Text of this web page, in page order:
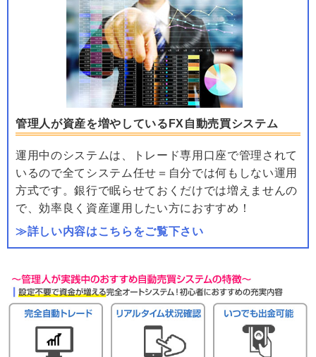
管理人が資産を増やしているFX自動売買システム
運用中のシステムは、トレード専用口座で管理されて
いるので全てシステム任せ＝自分では何もしない運用
方式です。銀行で眠らせておくだけでは増えませんの
で、効率良く資産運用したい方におすすめ！
≫詳しい内容はこちらをご覧下さい